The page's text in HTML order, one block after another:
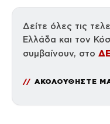
Δείτε όλες τις
Ελλάδα και τον
συμβαίνουν, στο
ΑΚΟΛΟΥΘΗΣΤΕ